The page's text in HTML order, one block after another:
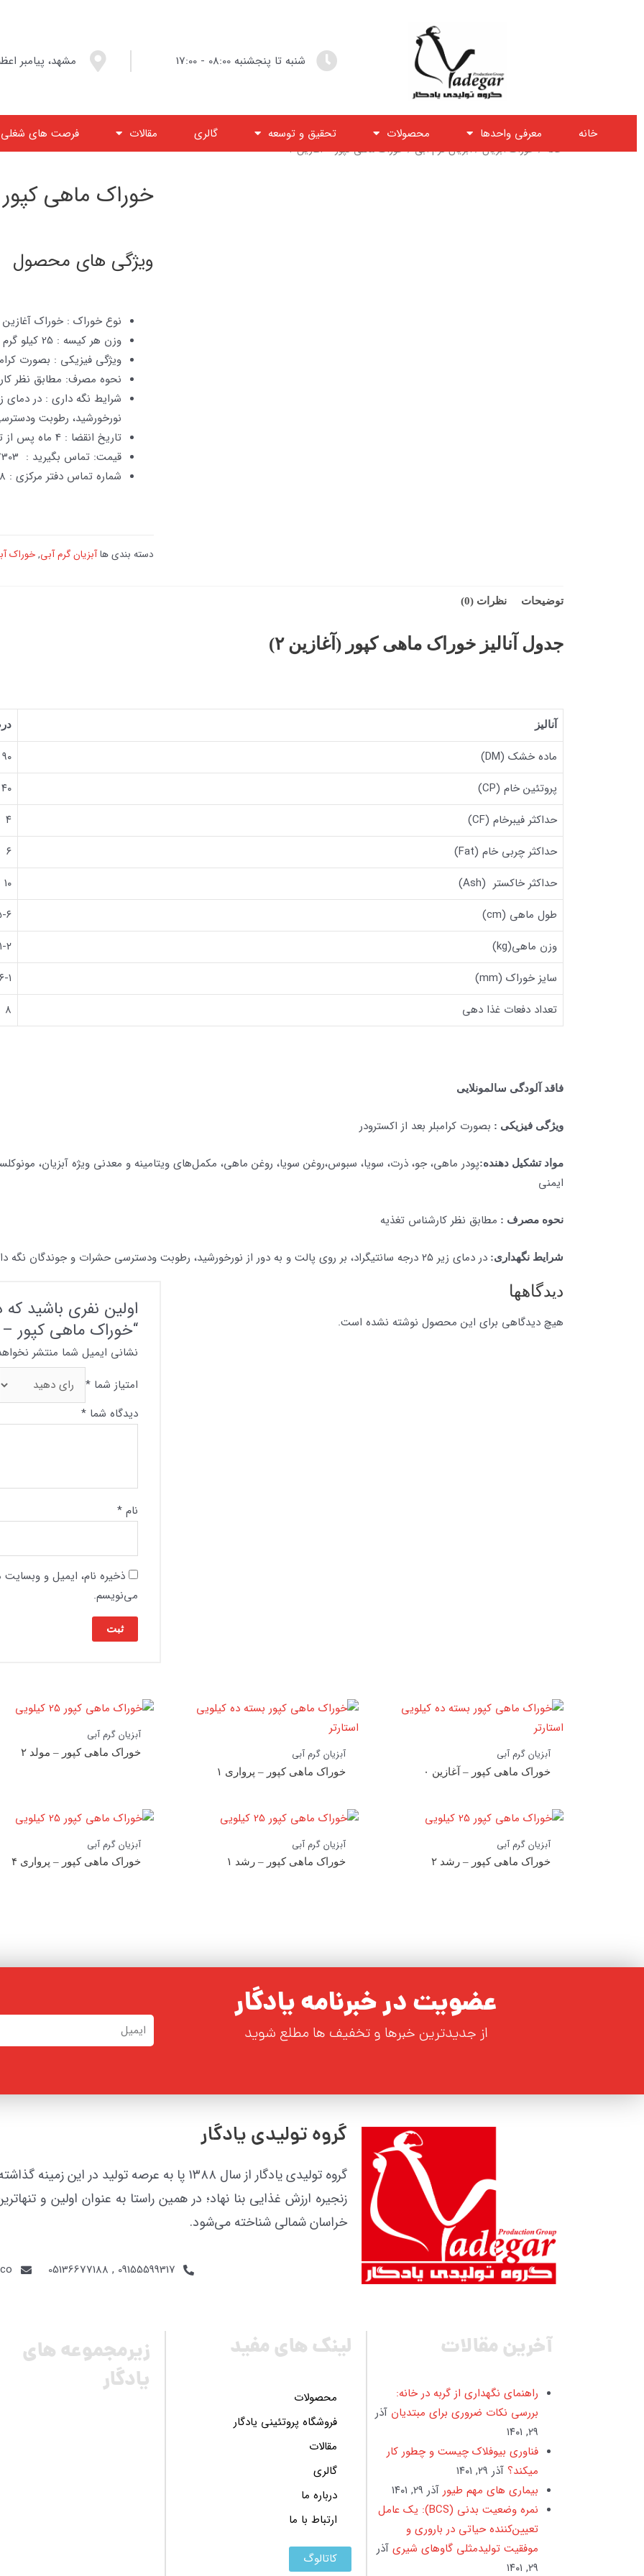
شنبه تا پنجشنبه 08:00 - 17:00 مشهد، پیامبر اعظم ۱۳،
خانه معرفی واحدها محصولات تحقیق و توسعه گالری مقالات فرصت های شغلی
خانه/خوراک آبزیان/آبزیان گرم آبی/ خوراک ماهی کپور – آغازین ۲
خوراک ماهی کپور
ویژگی های محصول
نوع خوراک : خوراک آغازین 2 ماهی کپور
وزن هر کیسه : 25 کیلو گرم
ویژگی فیزیکی : بصورت
نحوه مصرف: مطابق نظر
نورخورشید، رطوبت
تاریخ انقضا : 4 ماه پس از تولید
قیمت: تماس بگیرید : 09155797303
شماره تماس دفتر مرکزی : 05136677188
دسته بندی هاآبزیان گرم آبی,خوراک
توضیحات نظرات (0)
جدول آنالیز خوراک ماهی کپور (آغازین ۲)
آنالیز
ماده خشک (DM)
۹۰
پروتئین خام (CP)
۴۰
حداکثر فیبرخام (CF)
۴
حداکثر چربی خام (Fat)
۶
حداکثر خاکستر (Ash)
۱۰
طول ماهی (cm)
وزن ماهی(kg)
۱-۲
سایز خوراک (mm)
تعداد دفعات غذا دهی
۸
فاقد آلودگی سالمونلایی
ویژگی فیزیکی : بصورت کرامبلر بعد از اکسترودر
مواد تشکیل دهنده:پودر ماهی، جو، ذرت، سویا، سبوس،روغن سویا، روغن ماهی، مکمل‌های ویتامینه و معدنی ویژه آبزیان،
ایمنی
نحوه مصرف : مطابق نظر کارشناس تغذیه
شرایط نگهداری: در دمای زیر ۲۵ درجه سانتیگراد، بر روی پالت و به دور از نورخورشید، رطوبت ودسترسی حشرات و جوندگان نگه داری شود
دیدگاهها
هیچ دیدگاهی برای این محصول نوشته نشده است.
اولین نفری باشید
“خوراک ماهی کپور –
نشانی ایمیل شما منتشر
امتیاز شما *
دیدگاه شما *
نام *
ذخیره نام، ایمیل و وبسایت
می‌نویسم.
آبزیان گرم آبی
خوراک ماهی کپور – آغازین ۰
آبزیان گرم آبی
خوراک ماهی کپور – پرواری ۱
آبزیان گرم آبی
خوراک ماهی کپور – مولد ۲
آبزیان گرم آبی
خوراک ماهی کپور – رشد ۲
آبزیان گرم آبی
خوراک ماهی کپور – رشد ۱
آبزیان گرم آبی
خوراک ماهی کپور – پرواری ۴
عضویت در خبرنامه یادگار
از جدیدترین خبرها و تخفیف ها مطلع شوید
گروه تولیدی یادگار
گروه تولیدی یادگار از سال ۱۳۸۸ پا به عرصه
زنجیره ارزش غذایی بنا نهاد؛ در همین راستا به عنوان اولین و
خراسان شمالی شناخته می‌شود.
09155599317 , 05136677188
آخرین مقالات
راهنمای نگهداری از گربه در خانه:
بررسی نکات ضروری برای مبتدیان آذر
۲۹, ۱۴۰۱
فناوری بیوفلاک چیست و چطور کار
میکند؟ آذر ۲۹, ۱۴۰۱
بیماری های مهم طیور آذر ۲۹, ۱۴۰۱
نمره وضعیت بدنی (BCS): یک عامل
تعیین‌کننده حیاتی در باروری و
موفقیت تولیدمثلی گاوهای شیری آذر
۲۹, ۱۴۰۱
لینک های مفید
محصولات
فروشگاه پروتئینی یادگار
مقالات
گالری
درباره ما
ارتباط با ما
کاتالوگ
زیرمجموعه های
یادگار